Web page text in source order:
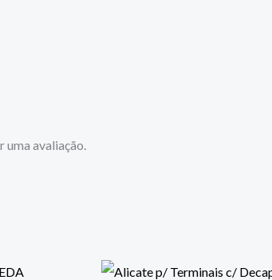
uma avaliação.